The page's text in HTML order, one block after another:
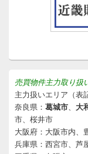
売買物件主力取り扱
主力扱いエリア（表
奈良県： 葛城市、 大
市、桜井市
大阪府：大阪市内、
兵庫県：西宮市、芦